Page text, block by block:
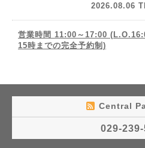
2026.08.06
営業時間 11:00～17:00
15時までの完全予約制)
Central
029-